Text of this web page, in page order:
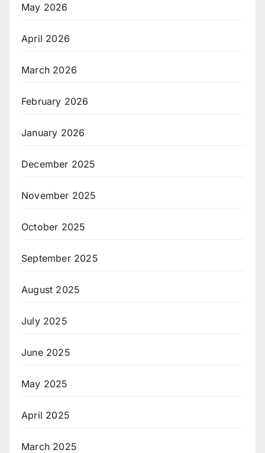
May 2026
April 2026
March 2026
February 2026
January 2026
December 2025
November 2025
October 2025
September 2025
August 2025
July 2025
June 2025
May 2025
April 2025
March 2025